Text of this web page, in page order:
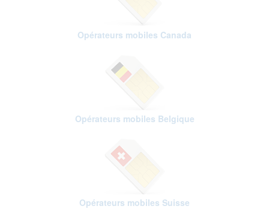
Opérateurs mobiles Canada
Opérateurs mobiles Belgique
Opérateurs mobiles Suisse